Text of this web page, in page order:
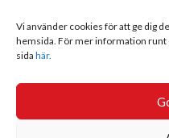
Vi använder cookies för att ge dig
hemsida. För mer information runt
sida här.